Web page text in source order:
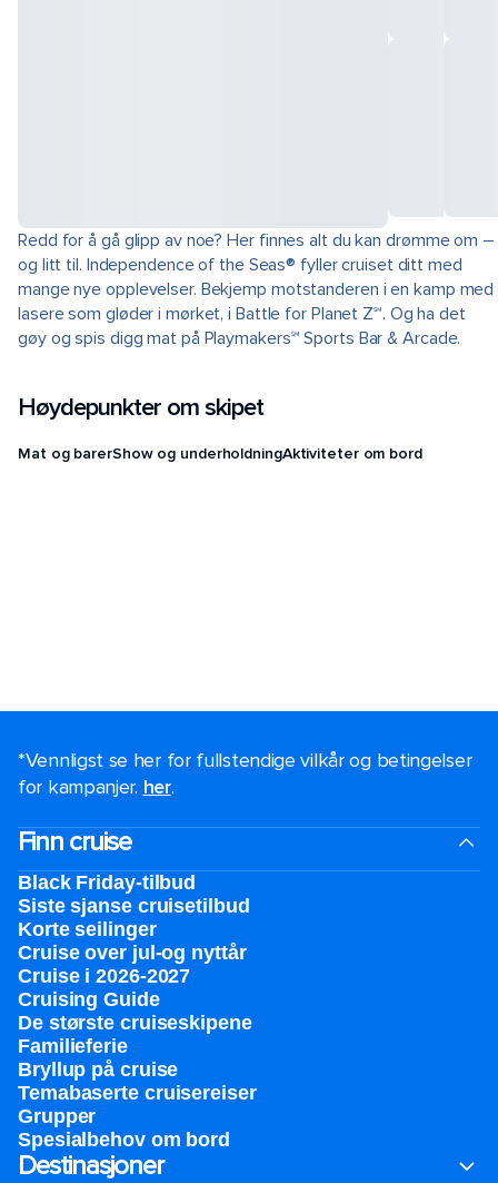
Redd for å gå glipp av noe? Her finnes alt du kan drømme om –
og litt til. Independence of the Seas® fyller cruiset ditt med
mange nye opplevelser. Bekjemp motstanderen i en kamp med
lasere som gløder i mørket, i Battle for Planet Z℠. Og ha det
gøy og spis digg mat på Playmakers℠ Sports Bar & Arcade.
Høydepunkter om skipet
Mat og barerShow og underholdningAktiviteter om bord
*Vennligst se her for fullstendige vilkår og betingelser
for kampanjer. her.
Finn cruise
Black Friday-tilbud
Siste sjanse cruisetilbud
Korte seilinger
Cruise over jul-og nyttår
Cruise i 2026-2027
Cruising Guide
De største cruiseskipene
Familieferie
Bryllup på cruise
Temabaserte cruisereiser
Grupper
Spesialbehov om bord
Destinasjoner